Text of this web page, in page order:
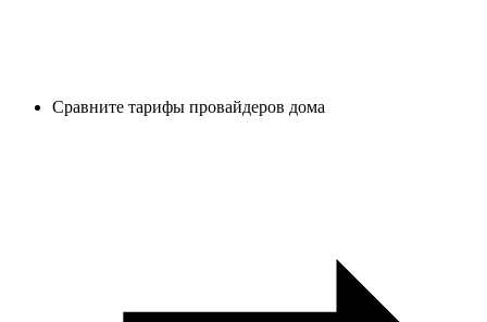
Сравните тарифы провайдеров дома